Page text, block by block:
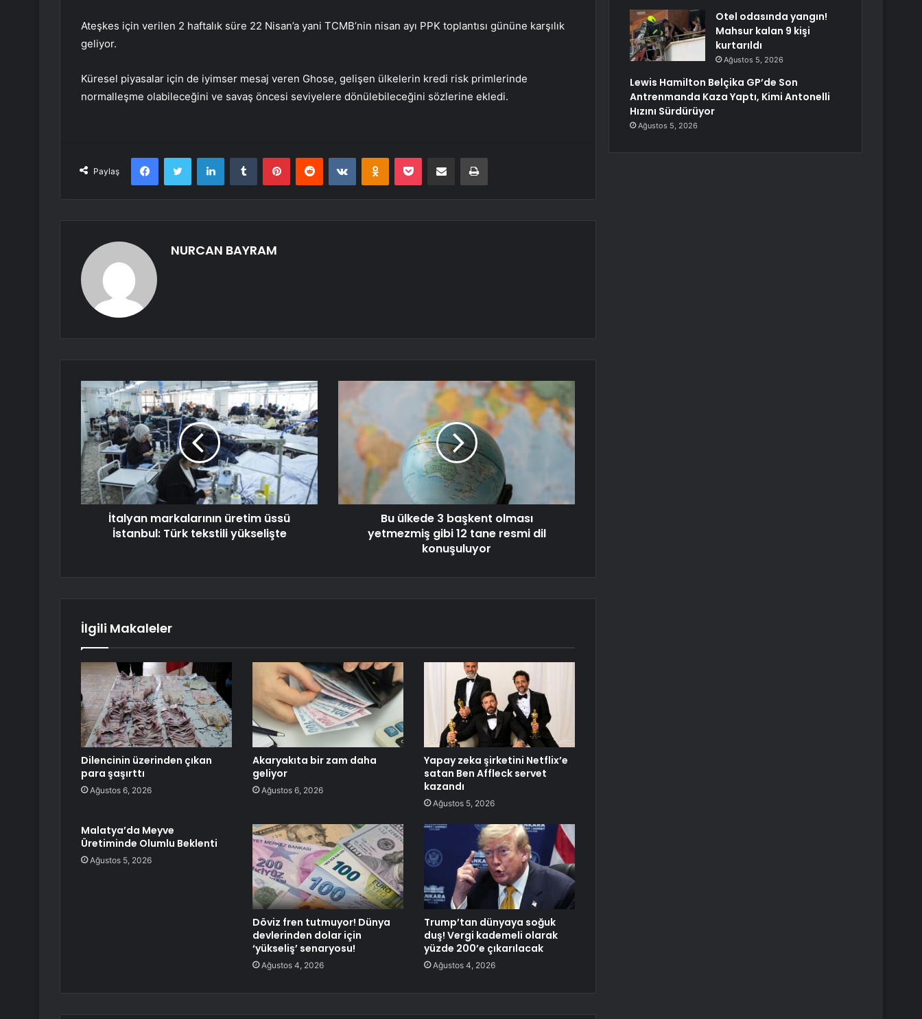
Ateşkes için verilen 2 haftalık süre 22 Nisan’a yani TCMB’nin nisan ayı PPK toplantısı gününe karşılık
geliyor.
Küresel piyasalar için de iyimser mesaj veren Ghose, gelişen ülkelerin kredi risk primlerinde
normalleşme olabileceğini ve savaş öncesi seviyelere dönülebileceğini sözlerine ekledi.
Paylaş
FacebookTwitter LinkedInTumblr PinterestReddit VKontakteOdnoklassniki
Pocket E-Posta ile paylaş Yazdır
NURCAN BAYRAM
İtalyan markalarının üretim üssü
İstanbul: Türk tekstili yükselişte
Bu ülkede 3 başkent olması
yetmezmiş gibi 12 tane resmi dil
konuşuluyor
İlgili Makaleler
Dilencinin üzerinden çıkan
para şaşırttı
Ağustos 6, 2026
Akaryakıta bir zam daha
geliyor
Ağustos 6, 2026
Yapay zeka şirketini Netflix’e
satan Ben Affleck servet
kazandı
Ağustos 5, 2026
Malatya’da Meyve
Üretiminde Olumlu Beklenti
Ağustos 5, 2026
Döviz fren tutmuyor! Dünya
devlerinden dolar için
‘yükseliş’ senaryosu!
Ağustos 4, 2026
Trump’tan dünyaya soğuk
duş! Vergi kademeli olarak
yüzde 200’e çıkarılacak
Ağustos 4, 2026
Otel odasında yangın!
Mahsur kalan 9 kişi
kurtarıldı
Ağustos 5, 2026
Lewis Hamilton Belçika GP’de Son
Antrenmanda Kaza Yaptı, Kimi Antonelli
Hızını Sürdürüyor
Ağustos 5, 2026